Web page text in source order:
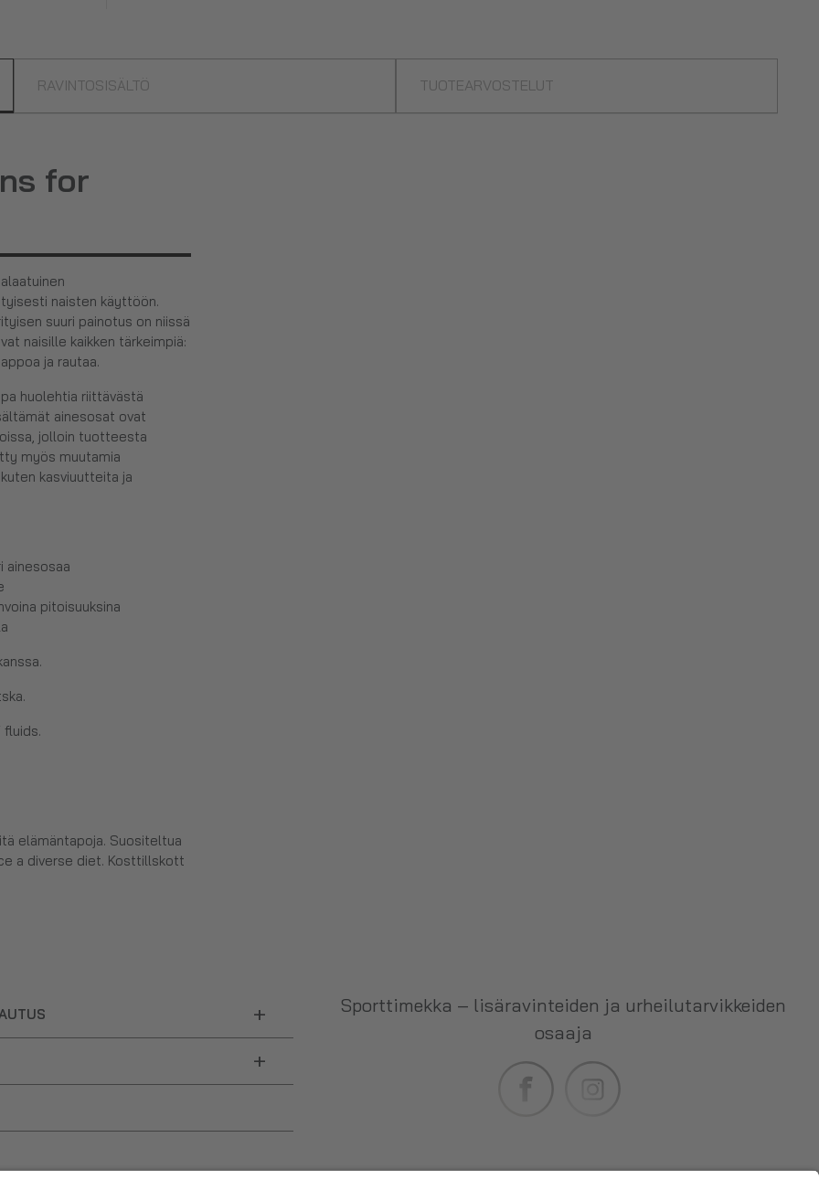
RAVINTOSISÄLTÖ TUOTEARVOSTELUT
for
naisten käyttöön.
suuri painotus on niissä
naisille kaikken tärkeimpiä:
ja rautaa.
huolehtia riittävästä
ainesosat ovat
jolloin tuotteesta
myös muutamia
kasviuutteita ja
ainesosaa
pitoisuuksina
elämäntapoja. Suositeltua
a diverse diet. Kosttillskott
+
+
Sporttimekka – lisäravinteiden ja urheilutarvikkeiden
osaaja